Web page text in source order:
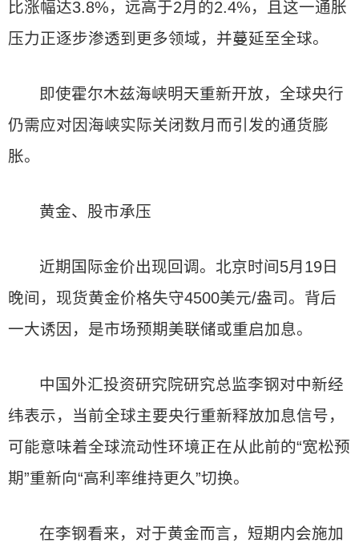
比涨幅达3.8%，远高于2月的2.4%，且这一通胀
压力正逐步渗透到更多领域，并蔓延至全球。
即使霍尔木兹海峡明天重新开放，全球央行
仍需应对因海峡实际关闭数月而引发的通货膨
胀。
黄金、股市承压
近期国际金价出现回调。北京时间5月19日
晚间，现货黄金价格失守4500美元/盎司。背后
一大诱因，是市场预期美联储或重启加息。
中国外汇投资研究院研究总监李钢对中新经
纬表示，当前全球主要央行重新释放加息信号，
可能意味着全球流动性环境正在从此前的“宽松预
期”重新向“高利率维持更久”切换。
在李钢看来，对于黄金而言，短期内会施加